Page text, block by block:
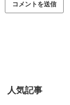
人気記事